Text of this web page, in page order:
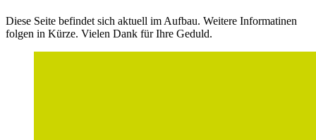
Diese Seite befindet sich aktuell im Aufbau. Weitere Informatinen
folgen in Kürze. Vielen Dank für Ihre Geduld.